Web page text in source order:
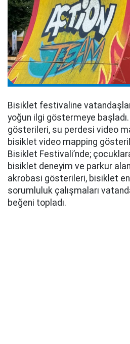
Bisiklet festivaline
yoğun ilgi göstermeye
gösterileri, su perdesi video
bisiklet video mapping
Bisiklet Festivali’nde;
bisiklet deneyim ve parkur
akrobasi gösterileri, bisiklet
sorumluluk çalışmaları
beğeni topladı.